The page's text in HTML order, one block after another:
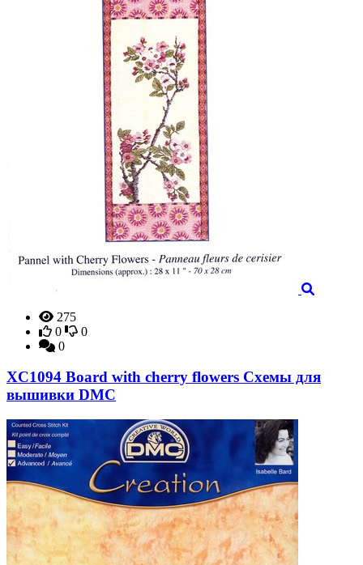
275
0
0
0
XC1094 Board with cherry flowers Схемы для
вышивки DMC